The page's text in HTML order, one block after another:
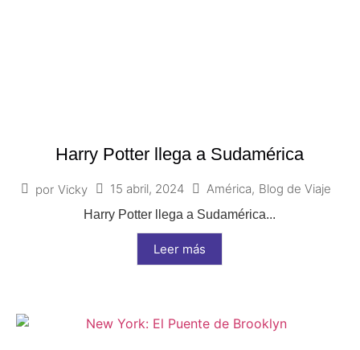
Harry Potter llega a Sudamérica
por Vicky 15 abril, 2024 América, Blog de Viaje
Harry Potter llega a Sudamérica...
Leer más